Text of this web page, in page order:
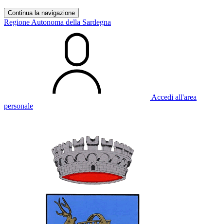
Continua la navigazione
Regione Autonoma della Sardegna
Accedi all'area
personale